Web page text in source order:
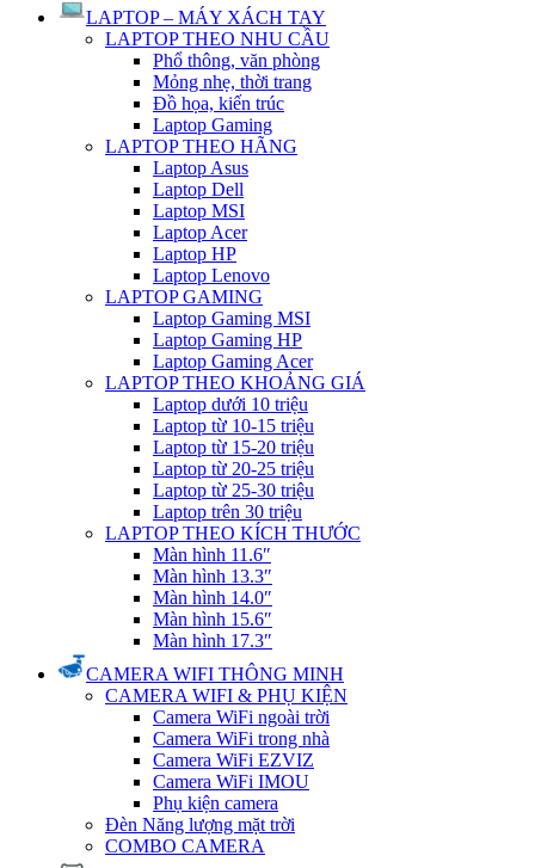
LAPTOP – MÁY XÁCH TAY
LAPTOP THEO NHU CẦU
Phổ thông, văn phòng
Mỏng nhẹ, thời trang
Đồ họa, kiến trúc
Laptop Gaming
LAPTOP THEO HÃNG
Laptop Asus
Laptop Dell
Laptop MSI
Laptop Acer
Laptop HP
Laptop Lenovo
LAPTOP GAMING
Laptop Gaming MSI
Laptop Gaming HP
Laptop Gaming Acer
LAPTOP THEO KHOẢNG GIÁ
Laptop dưới 10 triệu
Laptop từ 10-15 triệu
Laptop từ 15-20 triệu
Laptop từ 20-25 triệu
Laptop từ 25-30 triệu
Laptop trên 30 triệu
LAPTOP THEO KÍCH THƯỚC
Màn hình 11.6″
Màn hình 13.3″
Màn hình 14.0″
Màn hình 15.6″
Màn hình 17.3″
CAMERA WIFI THÔNG MINH
CAMERA WIFI & PHỤ KIỆN
Camera WiFi ngoài trời
Camera WiFi trong nhà
Camera WiFi EZVIZ
Camera WiFi IMOU
Phụ kiện camera
Đèn Năng lượng mặt trời
COMBO CAMERA